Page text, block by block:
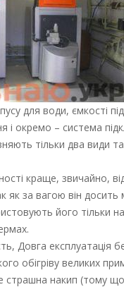
для води, ємкості
і окремо – система
тільки два види
краще, звичайно,
як за вагою він досить
його тільки
Довга експлуатація
обігріву великих
страшна накип (тому що